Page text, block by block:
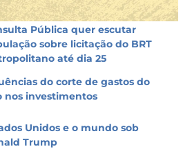
Pública quer escutar
sobre licitação do BRT
até dia 25
do corte de gastos do
nos investimentos
Unidos e o mundo sob
Trump